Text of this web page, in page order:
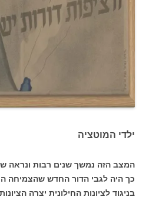
ילדי המוטציה
המצב הזה נמשך שנים רבות ונראה
כך היה לגבי הדור החדש שהצמיחה
בניגוד לציונות החילונית יצרה